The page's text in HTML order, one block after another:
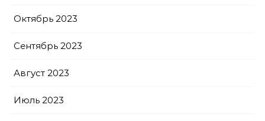
Октябрь 2023
Сентябрь 2023
Август 2023
Июль 2023